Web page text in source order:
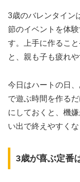
3歳のバレンタイン
節のイベントを体
す。上手に作るこ
と、親も子も疲れや
今日はハートの日
で遊ぶ時間を作る
にしておくと、機
い出で終えやすくな
3歳が喜ぶ定番